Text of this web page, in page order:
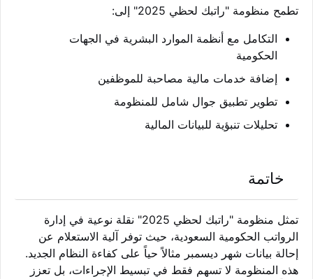
تطمح منظومة "راتبك لحظي 2025" إلى:
التكامل مع أنظمة الموارد البشرية في الجهات
الحكومية
إضافة خدمات مالية مصاحبة للموظفين
تطوير تطبيق جوال شامل للمنظومة
تحليلات تنبؤية للبيانات المالية
خاتمة
تمثل منظومة "راتبك لحظي 2025" نقلة نوعية في إدارة
الرواتب الحكومية السعودية، حيث توفر آلية الاستعلام عن
إحالة بيانات شهر ديسمبر مثالاً حياً على كفاءة النظام الجديد.
هذه المنظومة لا تسهم فقط في تبسيط الإجراءات، بل تعزز